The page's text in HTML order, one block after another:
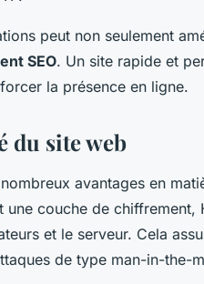
peut non seulement
SEO. Un site rapide et
la présence en ligne.
du site web
avantages en
une couche de
et le serveur. Cela
de type man-in-the-